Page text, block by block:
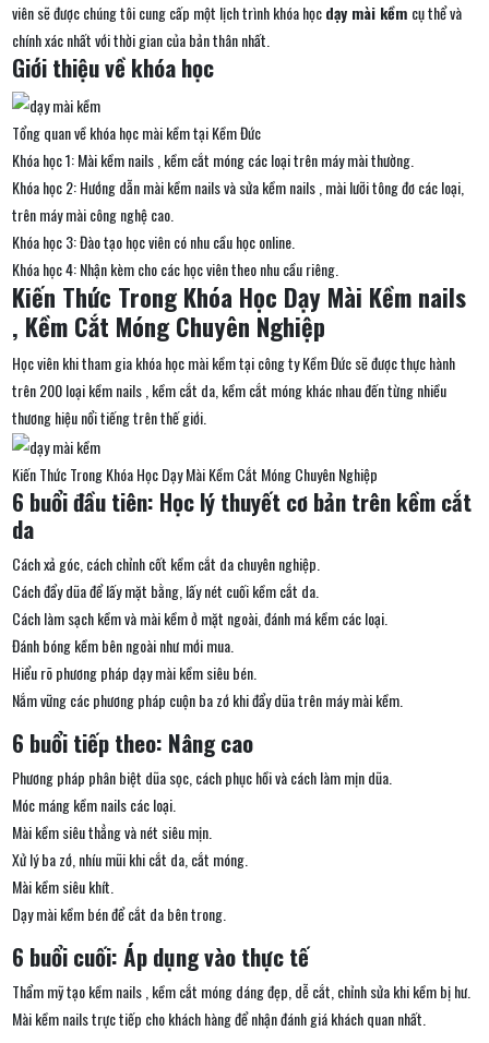
viên sẽ được chúng tôi cung cấp một lịch trình khóa họcdạy mài kềm cụ thể và
chính xác nhất với thời gian của bản thân nhất.
Giới thiệu về khóa học
Tổng quan về khóa học mài kềm tại Kềm Đức
Khóa học 1: Mài kềm nails , kềm cắt móng các loại trên máy mài thường.
Khóa học 2: Hướng dẫn mài kềm nails và sửa kềm nails , mài lưỡi tông đơ các loại,
trên máy mài công nghệ cao.
Khóa học 3: Đào tạo học viên có nhu cầu học online.
Khóa học 4: Nhận kèm cho các học viên theo nhu cầu riêng.
Kiến Thức Trong Khóa Học Dạy Mài Kềm nails
, Kềm Cắt Móng Chuyên Nghiệp
Học viên khi tham gia khóa học mài kềm tại công ty Kềm Đức sẽ được thực hành
trên 200 loại kềm nails , kềm cắt da, kềm cắt móng khác nhau đến từng nhiều
thương hiệu nổi tiếng trên thế giới.
Kiến Thức Trong Khóa Học Dạy Mài Kềm Cắt Móng Chuyên Nghiệp
6 buổi đầu tiên: Học lý thuyết cơ bản trên kềm cắt
da
Cách xả góc, cách chỉnh cốt kềm cắt da chuyên nghiệp.
Cách đẩy dũa để lấy mặt bằng, lấy nét cuối kềm cắt da.
Cách làm sạch kềm và mài kềm ở mặt ngoài, đánh má kềm các loại.
Đánh bóng kềm bên ngoài như mới mua.
Hiểu rõ phương pháp dạy mài kềm siêu bén.
Nắm vững các phương pháp cuộn ba zớ khi đẩy dũa trên máy mài kềm.
6 buổi tiếp theo: Nâng cao
Phương pháp phân biệt dũa sọc, cách phục hồi và cách làm mịn dũa.
Móc máng kềm nails các loại.
Mài kềm siêu thẳng và nét siêu mịn.
Xử lý ba zớ, nhíu mũi khi cắt da, cắt móng.
Mài kềm siêu khít.
Dạy mài kềm bén để cắt da bên trong.
6 buổi cuối: Áp dụng vào thực tế
Thẩm mỹ tạo kềm nails , kềm cắt móng dáng đẹp, dễ cắt, chỉnh sửa khi kềm bị hư.
Mài kềm nails trực tiếp cho khách hàng để nhận đánh giá khách quan nhất.